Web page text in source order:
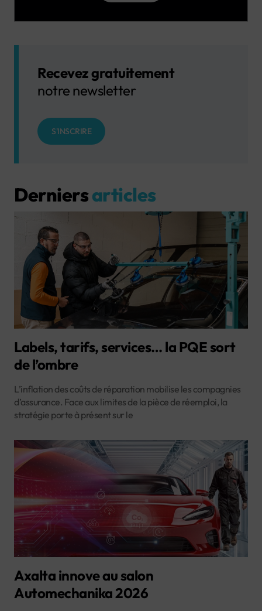
Recevez gratuitement
notre newsletter
S'INSCRIRE
Derniersarticles
Labels, tarifs, services… la PQE sort
de l’ombre
L’inflation des coûts de réparation mobilise les compagnies
d’assurance. Face aux limites de la pièce de réemploi, la
stratégie porte à présent sur le
Axalta innove au salon
Automechanika 2026